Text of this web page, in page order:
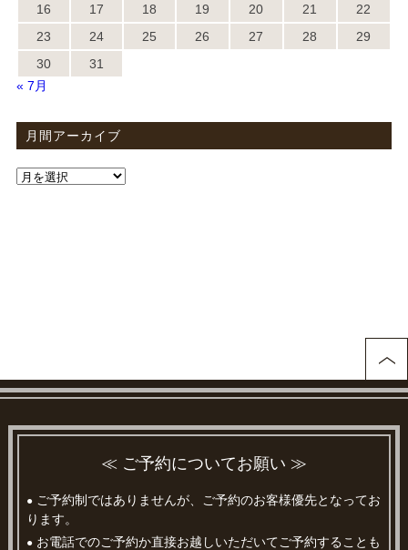
16
17 18 19 20 21
22
23
24 25 26 27 28
29
30
31
« 7月
月間アーカイブ
≪ ご予約についてお願い ≫
● ご予約制ではありませんが、ご予約のお客様優先となってお
ります。
● お電話でのご予約か直接お越しいただいてご予約することも